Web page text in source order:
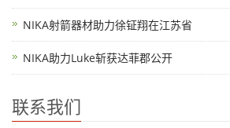
NIKA射箭器材助力徐钲翔在江苏省
NIKA助力Luke斩获达菲郡公开
联系我们